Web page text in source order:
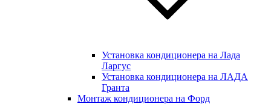
Установка кондиционера на Лада
Ларгус
Установка кондиционера на ЛАДА
Гранта
Монтаж кондиционера на Форд